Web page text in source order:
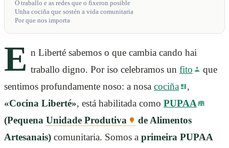
O traballo e as redes que o fixeron posible
Unha cociña que sostén a vida comunitaria
Por que nos importa
E n Liberté sabemos o que cambia cando hai
traballo digno. Por iso celebramos un fito
que
sentimos profundamente noso: a nosa cociña
,
«Cocina Liberté», está habilitada como PUPAA
(Pequena Unidade Produtiva
de Alimentos
Artesanais) comunitaria. Somos a primeira PUPAA